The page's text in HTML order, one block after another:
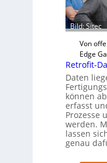
Bild: Sitec
Von
Edge
Retrofit-
Daten
können
erfasst
Prozesse
werden.
lassen
genau